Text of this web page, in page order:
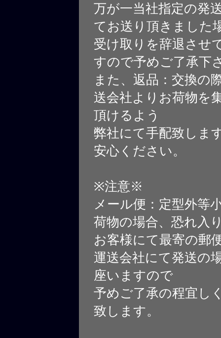
万が一当社指定の発
てお送り頂きました
受け取りを辞退させ
すので予めご了承下
また、返品：交換の
送会社よりお荷物を
頂けるよう
弊社にて手配致しま
安心ください。
※注意※
メール便：定型外等
荷物の場合、恐れ入
お客様にて最寄の郵
運送会社にて発送の
座いますので
予めご了承の程宜し
致します。